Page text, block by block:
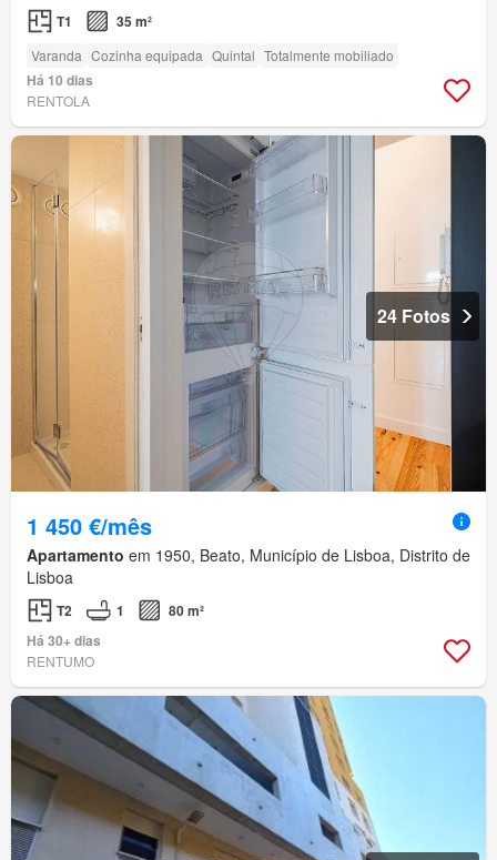
T1 35 m²
Varanda Cozinha equipada Quintal Totalmente mobiliado
Há 10 dias
RENTOLA
24 Fotos
1 450 €/mês
Apartamento em 1950, Beato, Município de Lisboa, Distrito de
Lisboa
T2 1
80 m²
Há 30+ dias
RENTUMO